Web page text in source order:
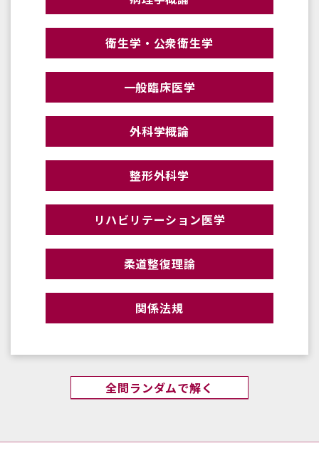
衛生学・公衆衛生学
一般臨床医学
外科学概論
整形外科学
リハビリテーション医学
柔道整復理論
関係法規
全問ランダムで解く